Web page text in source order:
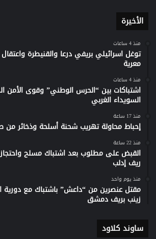
الأخيرة
منذ 4 ساعات
توغل اسرائيلي بريفي درعا والقنيطرة
معرية
منذ 4 ساعات
اشتباكات بين “الحرس الوطني” وقوى الأمن
السويداء الغربي
منذ 17 ساعة
إحباط محاولة تهريب شحنة أسلحة وذخائر
منذ 22 ساعة
ريف إدلب
منذ يوم واحد
مقتل عنصرين من “داعش” باشتباك مع دورية
زينب بريف دمشق
ساوند كلاود